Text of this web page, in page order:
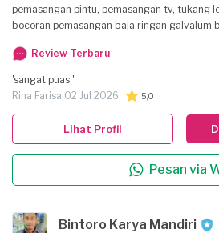
pemasangan pintu, pemasangan tv, tukang
bocoran pemasangan baja ringan galvalum
Review Terbaru
'sangat puas '
Rina Farisa,02 Jul 2026 5,0
Pesan via
Lihat Profil
Bintoro Karya Mandiri